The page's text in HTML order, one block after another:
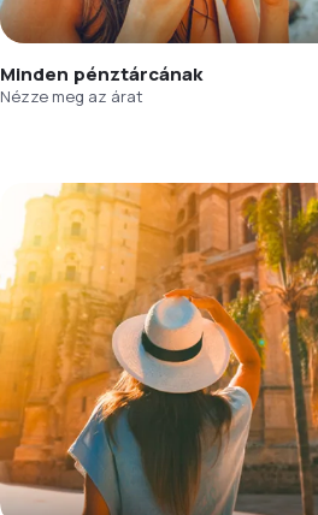
Minden pénztárcának
Nézze meg az árat